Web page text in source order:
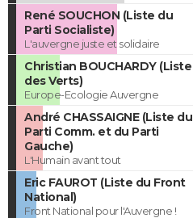
René SOUCHON (Liste du
Parti Socialiste)
L'auvergne juste et solidaire
Christian BOUCHARDY (Liste
des Verts)
Europe-Ecologie Auvergne
André CHASSAIGNE (Liste du
Parti Comm. et du Parti
Gauche)
L'Humain avant tout
Eric FAUROT (Liste du Front
National)
Front National pour l'Auvergne !